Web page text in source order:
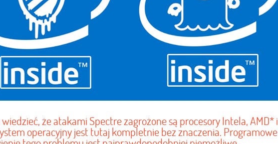
że atakami Spectre zagrożone są procesory Intela, AMD* i
operacyjny jest tutaj kompletnie bez znaczenia. Programowe